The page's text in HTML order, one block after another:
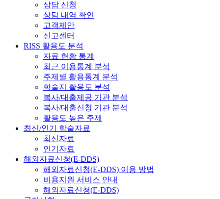
상담 신청
상담 내역 확인
고객제안
신고센터
RISS 활용도 분석
자료 현황 통계
최근 이용통계 분석
주제별 활용통계 분석
학술지 활용도 분석
복사/대출제공 기관 분석
복사/대출신청 기관 분석
활용도 높은 주제
최신/인기 학술자료
최신자료
인기자료
해외자료신청(E-DDS)
해외자료신청(E-DDS) 이용 방법
비용지원 서비스 안내
해외자료신청(E-DDS)